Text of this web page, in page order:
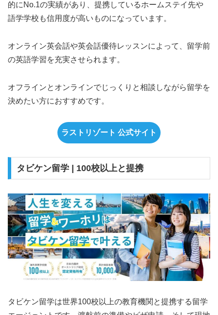
的にNo.1の実績があり、提携しているホームステイ先や
語学学校も信用度が高いものになっています。
オンライン英会話や英会話優待レッスンによって、留学前
の英語学習を充実させられます。
オフラインとオンラインでじっくりと相談しながら留学を
決めたい方におすすめです。
ラストリゾート 公式サイト
タビケン留学 | 100校以上と提携
タビケン留学は世界100校以上の教育機関と提携する留学